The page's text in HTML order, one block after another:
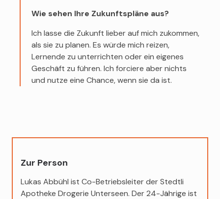
Wie sehen Ihre Zukunftspläne aus?
Ich lasse die Zukunft lieber auf mich zukommen,
als sie zu planen. Es würde mich reizen,
Lernende zu unterrichten oder ein eigenes
Geschäft zu führen. Ich forciere aber nichts
und nutze eine Chance, wenn sie da ist.
Zur Person
Lukas Abbühl ist Co-Betriebsleiter der Stedtli
Apotheke Drogerie Unterseen. Der 24-Jährige ist